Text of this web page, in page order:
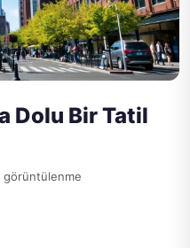
Dolu Bir Tatil
görüntülenme